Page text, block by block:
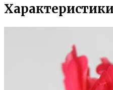
Характеристики